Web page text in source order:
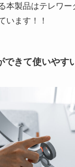
本製品はテレワー
います！！
できて使いやす